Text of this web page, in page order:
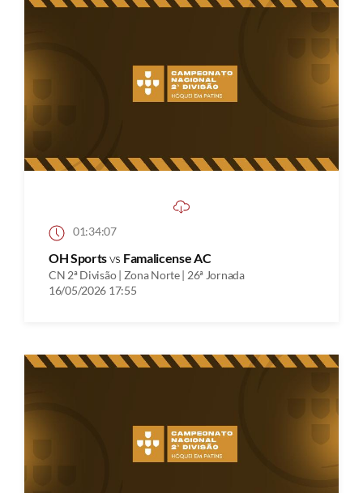
01:34:07
OH Sportsvs Famalicense AC
CN 2ª Divisão | Zona Norte | 26ª Jornada
16/05/2026 17:55